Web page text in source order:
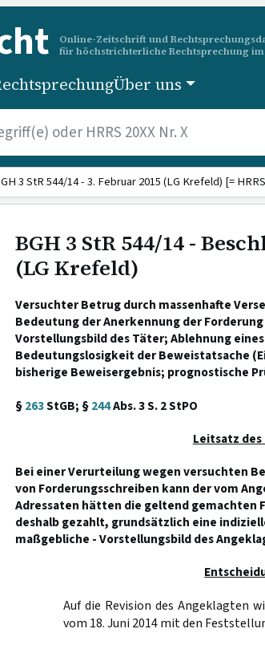
Online-Zeitschrift und
für höchstrichterliche Rechtsprechung
Über uns
3 StR 544/14 - 3. Februar 2015 (LG Krefeld) [=
BGH 3 StR 544/14 -
(LG Krefeld)
Versuchter Betrug durch massenhafte
Bedeutung der Anerkennung der
Vorstellungsbild des Täter; Ablehnung
Bedeutungslosigkeit der Beweistatsache
bisherige Beweisergebnis; prognostische
§263StGB; §244Abs. 3 S. 2 StPO
Leitsatz
Bei einer Verurteilung wegen versuchten
von Forderungsschreiben kann der vom
Adressaten hätten die geltend gemachten
deshalb gezahlt, grundsätzlich eine
maßgebliche - Vorstellungsbild des
Auf die Revision des Angeklagten
vom 18. Juni 2014 mit den